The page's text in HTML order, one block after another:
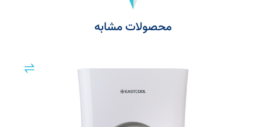
محصولات مشابه